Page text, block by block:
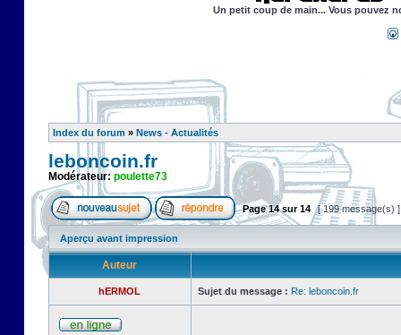
Un petit coup de main... Vous pouvez
Index du forum » News - Actualités
leboncoin.fr
Modérateur: poulette73
Page14sur14 [ 199 message(s)
Aperçu avant impression
Auteur
hERMOL Sujet du message : Re: leboncoin.fr